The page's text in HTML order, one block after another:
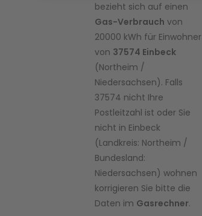
diesen
Inhalt zur
Liste der
eten
Technolo
gien
hinzuzuf
ügen.
powered
by
Usercent
rics
Consent
ment
bezieht sich auf einen
Gas-Verbrauch von
20000 kWh für Einwohner
von 37574 Einbeck
(Northeim /
Niedersachsen). Falls
37574 nicht Ihre
Postleitzahl ist oder Sie
nicht in Einbeck
(Landkreis: Northeim /
Bundesland:
Niedersachsen) wohnen
korrigieren Sie bitte die
Daten im Gasrechner.